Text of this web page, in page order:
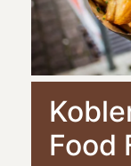
Food